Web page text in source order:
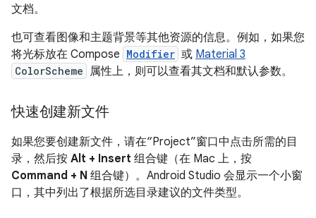
文档。
也可查看图像和主题背景等其他资源的信息。例如，如果您
将光标放在 Compose Modifier 或 Material 3
ColorScheme 属性上，则可以查看其文档和默认参数。
快速创建新文件
如果您要创建新文件，请在“Project”窗口中点击所需的目
录，然后按 Alt + Insert 组合键（在 Mac 上，按
Command + N 组合键）。Android Studio 会显示一个小窗
口，其中列出了根据所选目录建议的文件类型。